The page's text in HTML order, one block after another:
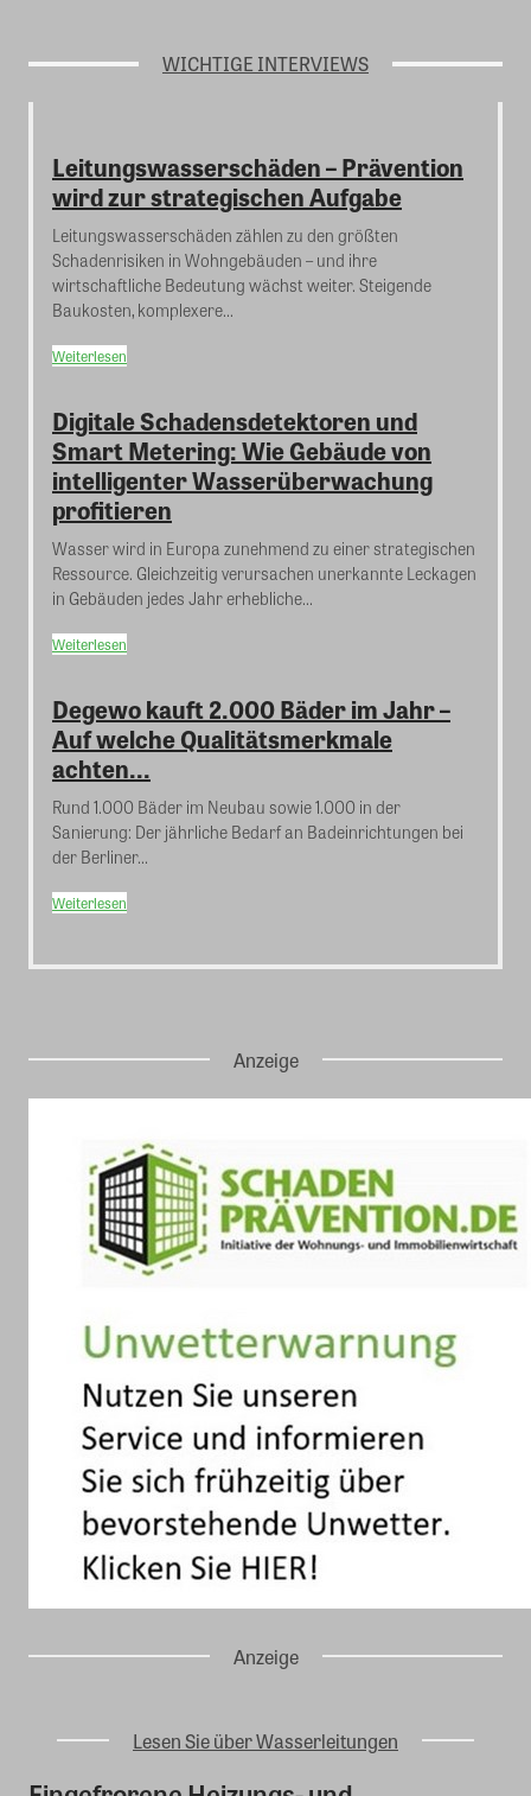
WICHTIGE INTERVIEWS
Leitungswasserschäden – Prävention
wird zur strategischen Aufgabe
Leitungswasserschäden zählen zu den größten
Schadenrisiken in Wohngebäuden – und ihre
wirtschaftliche Bedeutung wächst weiter. Steigende
Baukosten, komplexere...
Weiterlesen
Digitale Schadensdetektoren und
Smart Metering: Wie Gebäude von
intelligenter Wasserüberwachung
profitieren
Wasser wird in Europa zunehmend zu einer strategischen
Ressource. Gleichzeitig verursachen unerkannte Leckagen
in Gebäuden jedes Jahr erhebliche...
Weiterlesen
Degewo kauft 2.000 Bäder im Jahr –
Auf welche Qualitätsmerkmale
achten...
Rund 1.000 Bäder im Neubau sowie 1.000 in der
Sanierung: Der jährliche Bedarf an Badeinrichtungen bei
der Berliner...
Weiterlesen
Anzeige
Anzeige
Lesen Sie über Wasserleitungen